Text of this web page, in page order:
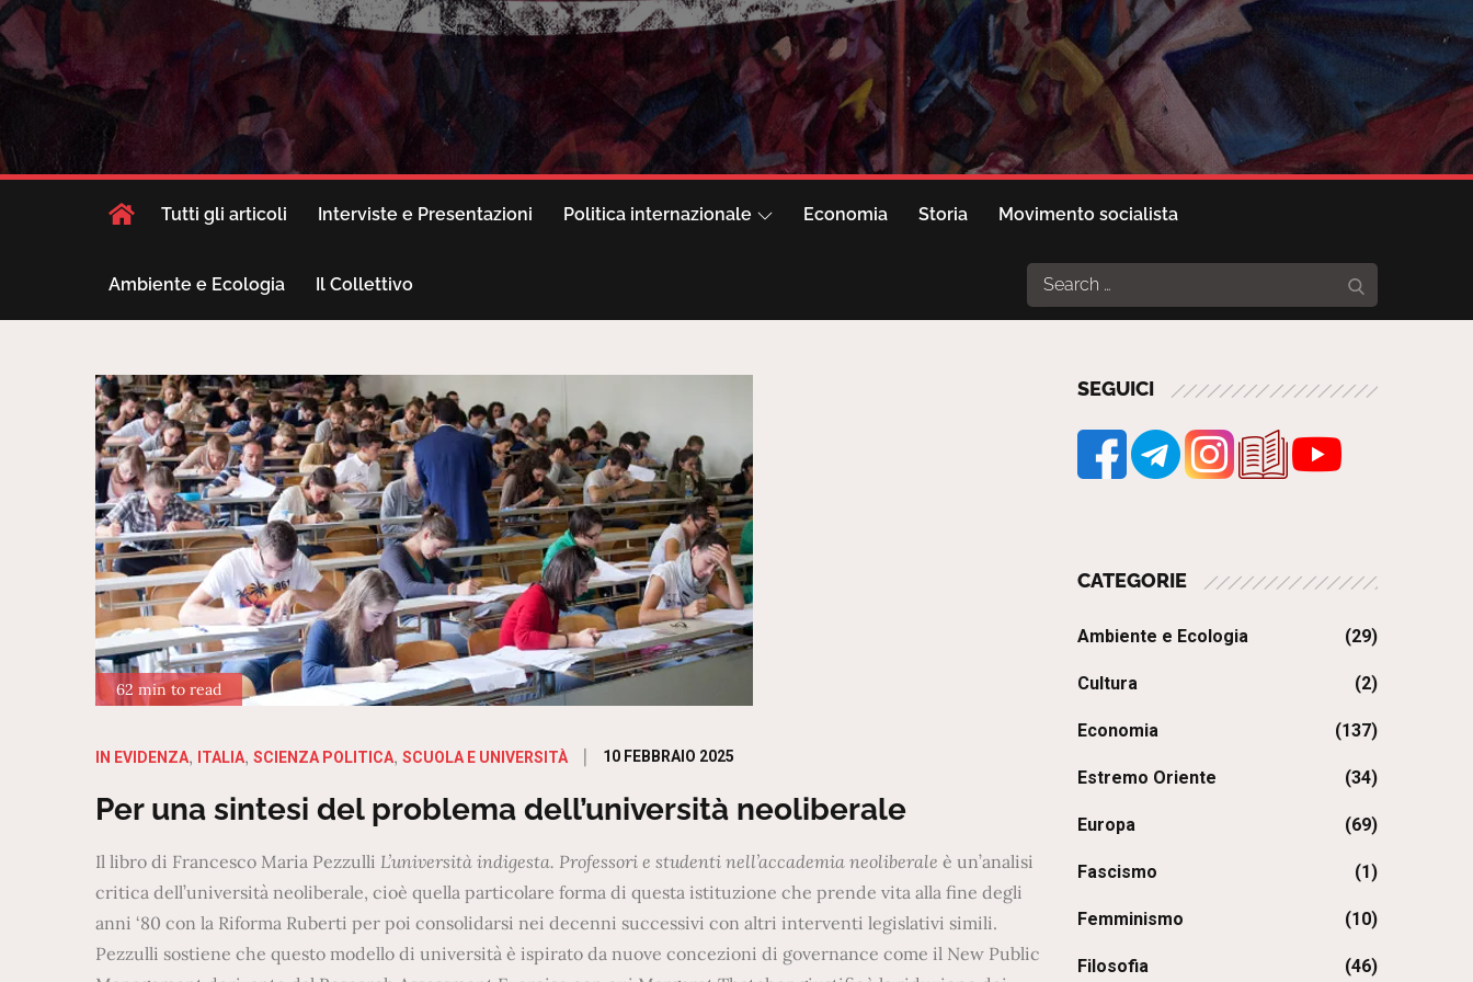
Tutti gli articoli Interviste e Presentazioni Politica internazionale Economia Storia Movimento socialista
Ambiente e Ecologia Il Collettivo
Search
for:
62 min to read
IN EVIDENZA ITALIA SCIENZA POLITICA SCUOLA E UNIVERSITÀ
Posted
10 FEBBRAIO 2025
Per una sintesi del problema dell’università neoliberale
Il libro di Francesco Maria Pezzulli L’università indigesta. Professori e studenti nell’accademia neoliberale è un’analisi
critica dell’università neoliberale, cioè quella particolare forma di questa istituzione che prende vita alla fine degli
anni ‘80 con la Riforma Ruberti per poi consolidarsi nei decenni successivi con altri interventi legislativi simili.
Pezzulli sostiene che questo modello di università è ispirato da nuove concezioni di governance come il New Public
SEGUICI
CATEGORIE
Ambiente e Ecologia (29)
Cultura (2)
Economia (137)
Estremo Oriente (34)
Europa (69)
Fascismo (1)
Femminismo (10)
Filosofia (46)